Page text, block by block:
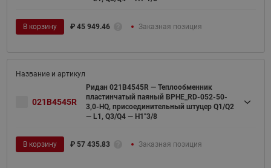
В корзину ₽ 45 949.46 Заказная позиция
021B4545R
Ридан 021B4545R — Теплообменник
пластинчатый паяный BPHE_RD-052-50-
3,0-HQ, присоединительный штуцер Q1/Q2
— L1, Q3/Q4 — H1"3/8
В корзину ₽ 57 435.83 Заказная позиция